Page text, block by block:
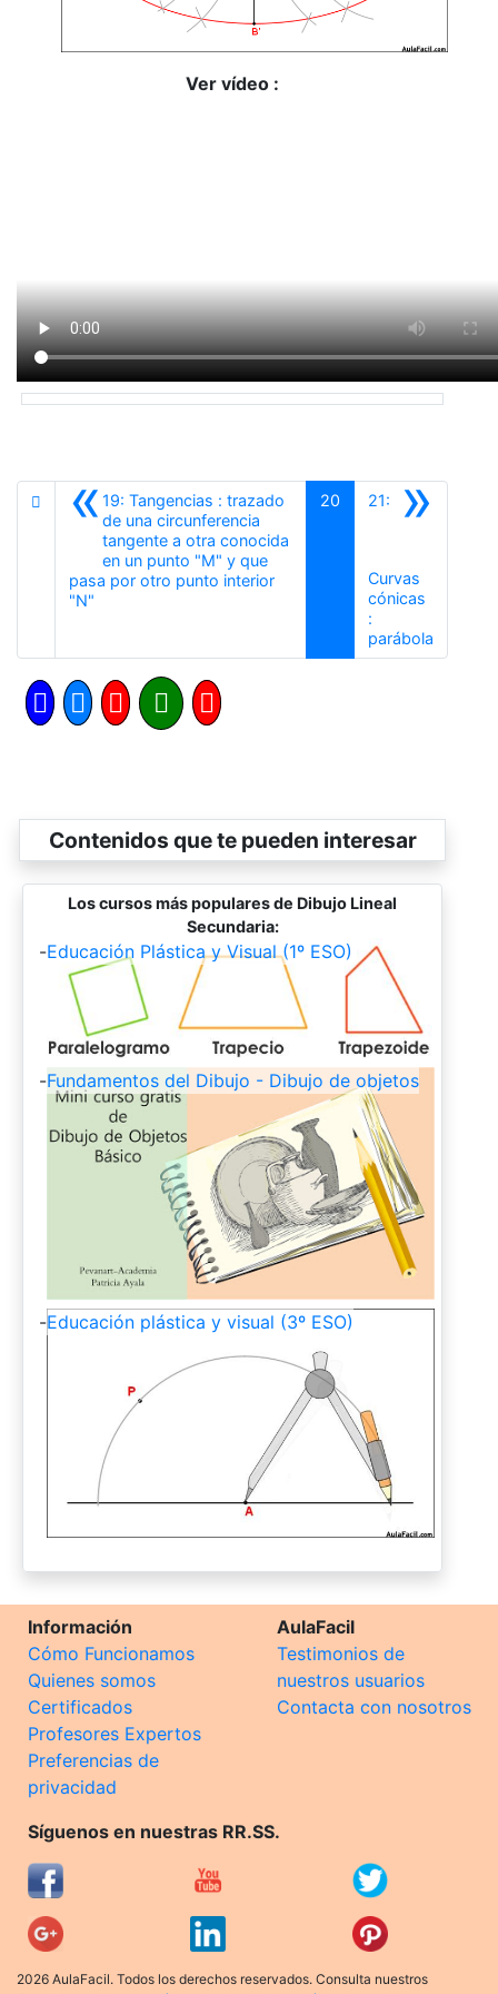
Ver vídeo :
«19: Tangencias : trazado
de una circunferencia
tangente a otra conocida
en un punto "M" y que
pasa por otro punto interior
"N"
20 »
21:
Curvas
cónicas
:
parábola
Contenidos que te pueden interesar
Los cursos más populares de Dibujo Lineal
Secundaria:
-Educación Plástica y Visual (1º ESO)
-Fundamentos del Dibujo - Dibujo de objetos
-Educación plástica y visual (3º ESO)
Información
Cómo Funcionamos
Quienes somos
Certificados
Profesores Expertos
Preferencias de
privacidad
AulaFacil
Testimonios de
nuestros usuarios
Contacta con nosotros
Síguenos en nuestras RR.SS.
2026 AulaFacil. Todos los derechos reservados. Consulta nuestros